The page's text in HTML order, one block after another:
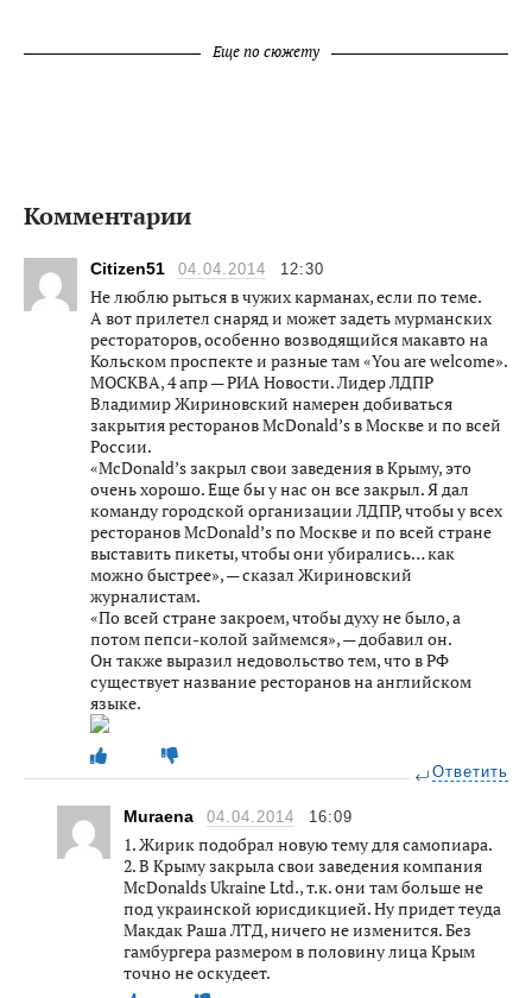
Еще по сюжету
Комментарии
Citizen51 04.04.2014 12:30
Не люблю рыться в чужих карманах, если по теме.
А вот прилетел снаряд и может задеть мурманских
рестораторов, особенно возводящийся макавто на
Кольском проспекте и разные там «You are welcome».
МОСКВА, 4 апр — РИА Новости. Лидер ЛДПР
Владимир Жириновский намерен добиваться
закрытия ресторанов McDonald’s в Москве и по всей
России.
«McDonald’s закрыл свои заведения в Крыму, это
очень хорошо. Еще бы у нас он все закрыл. Я дал
команду городской организации ЛДПР, чтобы у всех
ресторанов McDonald’s по Москве и по всей стране
выставить пикеты, чтобы они убирались… как
можно быстрее», — сказал Жириновский
журналистам.
«По всей стране закроем, чтобы духу не было, а
потом пепси-колой займемся», — добавил он.
Он также выразил недовольство тем, что в РФ
существует название ресторанов на английском
языке.
Ответить
Muraena 04.04.2014 16:09
1. Жирик подобрал новую тему для самопиара.
2. В Крыму закрыла свои заведения компания
McDonalds Ukraine Ltd., т.к. они там больше не
под украинской юрисдикцией. Ну придет теуда
Макдак Раша ЛТД, ничего не изменится. Без
гамбургера размером в половину лица Крым
точно не оскудеет.